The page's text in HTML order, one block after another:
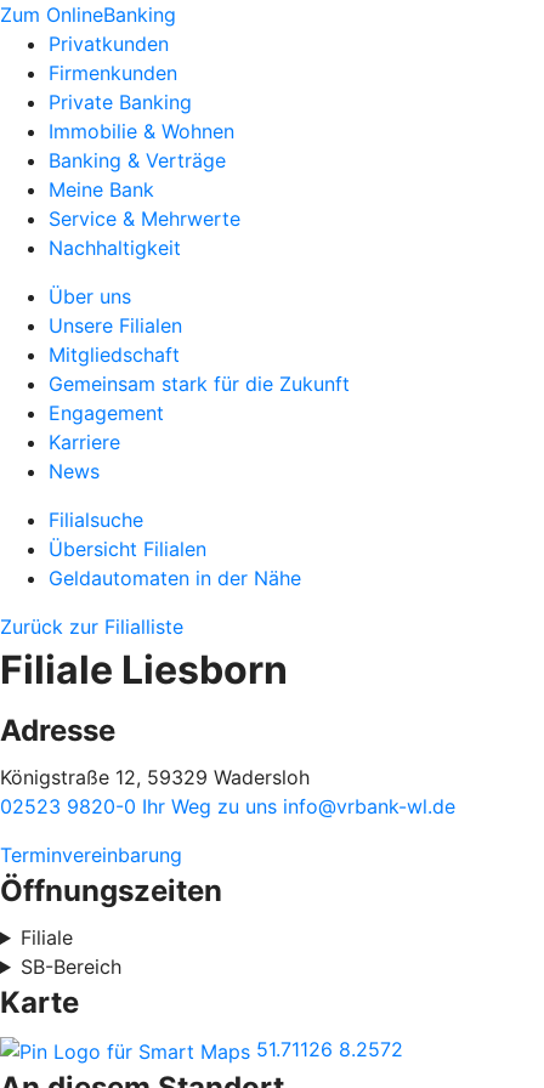
Zum OnlineBanking
Privatkunden
Firmenkunden
Private Banking
Immobilie & Wohnen
Banking & Verträge
Meine Bank
Service & Mehrwerte
Nachhaltigkeit
Über uns
Unsere Filialen
Mitgliedschaft
Gemeinsam stark für die Zukunft
Engagement
Karriere
News
Filialsuche
Übersicht Filialen
Geldautomaten in der Nähe
Zurück zur Filialliste
Filiale Liesborn
Adresse
Königstraße 12, 59329 Wadersloh
02523 9820-0 Ihr Weg zu uns info@vrbank-wl.de
Terminvereinbarung
Öffnungszeiten
Filiale
SB-Bereich
Karte
51.71126 8.2572